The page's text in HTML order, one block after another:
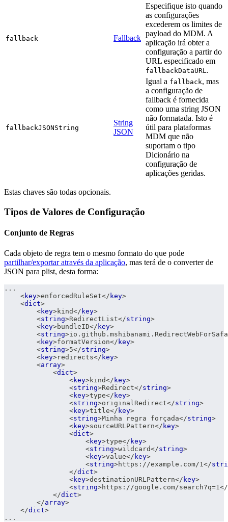
fallback Fallback
Especifique isto quando
as configurações
excederem os limites de
payload do MDM. A
aplicação irá obter a
configuração a partir do
URL especificado em
fallbackDataURL.
fallbackJSONString
String
JSON
Igual a fallback, mas
a configuração de
fallback é fornecida
como uma string JSON
não formatada. Isto é
útil para plataformas
MDM que não
suportam o tipo
Dicionário na
configuração de
aplicações geridas.
Estas chaves são todas opcionais.
Tipos de Valores de Configuração
Conjunto de Regras
Cada objeto de regra tem o mesmo formato do que pode
partilhar/exportar através da aplicação, mas terá de o converter de
JSON para plist, desta forma:
...
<key>enforcedRuleSet</ key>
<dict>
<key>kind</ key>
<string>RedirectList</string>
<key>bundleID</ key>
<string>
<key>formatVersion</ key>
<string>5</string>
<key>redirects</ key>
<array>
<dict>
<key>kind</ key>
<string>Redirect</string>
<key>type</ key>
<string>originalRedirect</string>
<key>title</ key>
<string>Minha regra forçada</string>
<key>sourceURLPattern</ key>
<dict>
<key>type</ key>
<string>wildcard</string>
<key>value</ key>
<string>https://example.com/1 </
</dict>
<key>destinationURLPattern</ key>
<string>https://google.com/search?q=1 </
</dict>
</array>
</dict>
...